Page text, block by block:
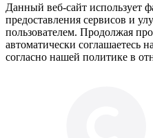
Данный веб-сайт использует
предоставления сервисов и
пользователем. Продолжая
автоматически соглашаетесь
согласно нашей политике в